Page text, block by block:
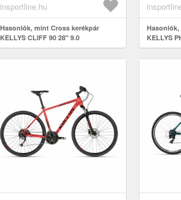
insportline.hu
Hasonlók, mint Cross kerékpár
KELLYS CLIFF 90 28" 9.0
aszfalt...
KELLYS